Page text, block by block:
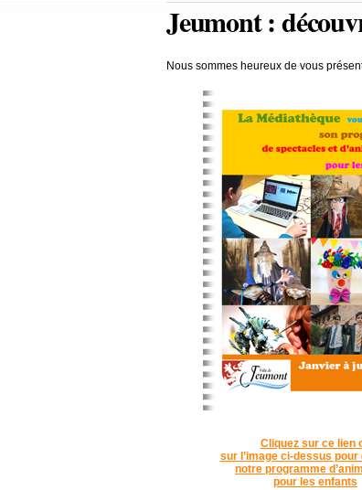
Jeumont :
Nous sommes heureux de vous
Cliquez sur ce lien
sur l’image ci-dessus
notre programme
pour les enfants